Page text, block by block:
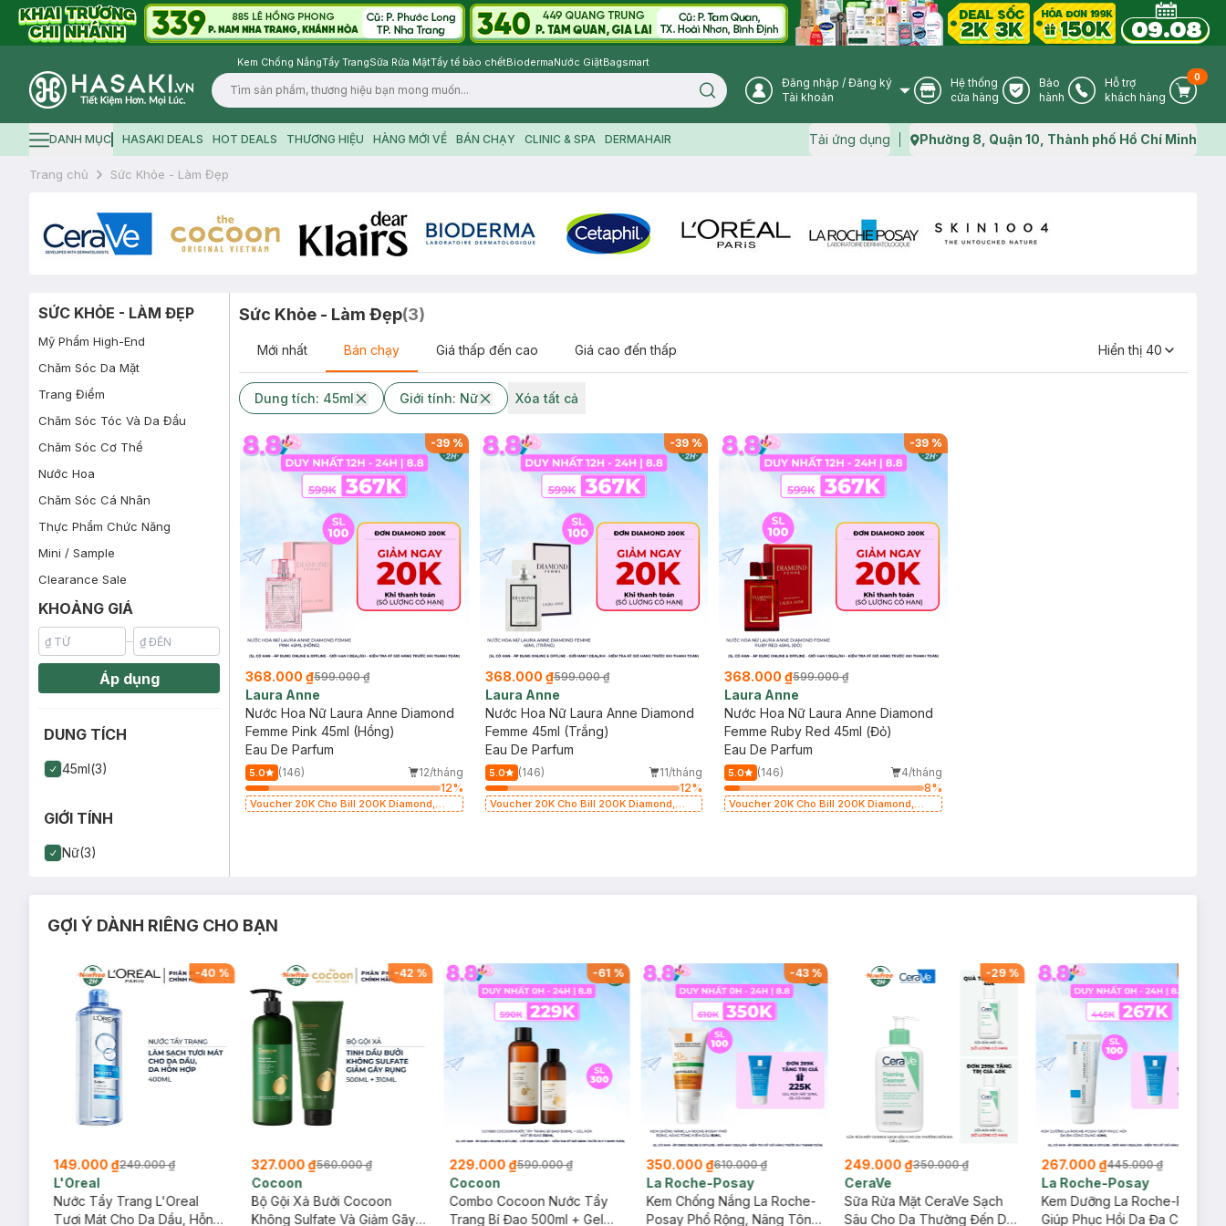
Kem Chống NắngTẩy TrangSữa Rửa MặtTẩy tế bào chếtBiodermaNước GiặtBagsmart
Logo
Search icon User Icon
Đăng nhập / Đăng ký
Tài khoản
Store Icon
Hệ thống
cửa hàng
Warranty Icon
Bảo
hành
Phone Icon
Hỗ trợ
khách hàng
Cart
0
Hamburger icon
DANH MỤC HASAKI DEALS HOT DEALS THƯƠNG HIỆU HÀNG MỚI VỀ BÁN CHẠY CLINIC & SPA DERMAHAIR Tải ứng dụng Map icon
Phường 8, Quận 10, Thành phố Hồ Chí Minh
Trang chủ Sức Khỏe - Làm Đẹp
SỨC KHỎE - LÀM ĐẸP
Mỹ Phẩm High-End
Chăm Sóc Da Mặt
Trang Điểm
Chăm Sóc Tóc Và Da Đầu
Chăm Sóc Cơ Thể
Nước Hoa
Chăm Sóc Cá Nhân
Thực Phẩm Chức Năng
Mini / Sample
Clearance Sale
KHOẢNG GIÁ
Áp dụng
DUNG TÍCH
45ml(3)
GIỚI TÍNH
Nữ(3)
Sức Khỏe - Làm Đẹp(3)
Mới nhất Bán chạy Giá thấp đến cao Giá cao đến thấp Hiển thị 40
Dung tích: 45ml Giới tính: Nữ Xóa tất cả
-39%
368.000 ₫599.000 ₫
Laura Anne
Nước Hoa Nữ Laura Anne Diamond
Femme Pink 45ml (Hồng)
Eau De Parfum
5.0 (146)
12/tháng
12%
Voucher 20K Cho Bill 200K Diamond,
-39 %
368.000 ₫599.000 ₫
Laura Anne
Nước Hoa Nữ Laura Anne Diamond
Femme 45ml (Trắng)
Eau De Parfum
5.0 (146)
11/tháng
12%
Voucher 20K Cho Bill 200K Diamond,
-39%
368.000 ₫599.000 ₫
Laura Anne
Nước Hoa Nữ Laura Anne Diamond
Femme Ruby Red 45ml (Đỏ)
Eau De Parfum
5.0 (146)
4/tháng
8%
Voucher 20K Cho Bill 200K Diamond,
GỢI Ý DÀNH RIÊNG CHO BẠN
-40 %
149.000 ₫249.000 ₫
L'Oreal
Nước Tẩy Trang L'Oreal
Tươi Mát Cho Da Dầu, Hỗn
-42 %
327.000 ₫560.000 ₫
Cocoon
Bộ Gội Xả Bưởi Cocoon
Không Sulfate Và Giảm Gãy
-61 %
229.000 ₫590.000 ₫
Cocoon
Combo Cocoon Nước Tẩy
Trang Bí Đao 500ml + Gel
-43%
350.000 ₫610.000 ₫
La Roche-Posay
Kem Chống Nắng La Roche-
Posay Phổ Rộng, Nâng Tông
-29%
249.000 ₫350.000 ₫
CeraVe
Sữa Rửa Mặt CeraVe Sạch
Sâu Cho Da Thường Đến Da
267.000 ₫445.000 ₫
La Roche-Posay
Kem Dưỡng La Roche-Posay
Giúp Phục Hồi Da Đa Công